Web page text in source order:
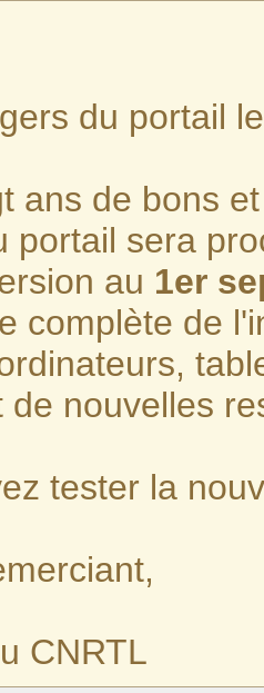
du portail
ans de bons
portail sera
au 1er
complète de
de nouvelles
tester la
CNRTL